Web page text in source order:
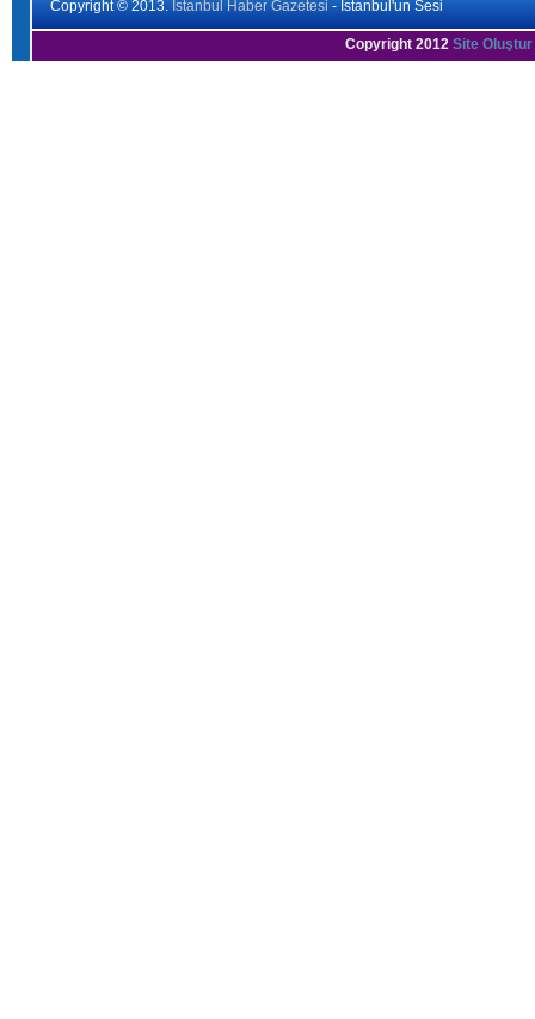
Copyright © 2013. İstanbul Haber Gazetesi - İstanbul'un Sesi
Copyright 2012 Site Oluştur